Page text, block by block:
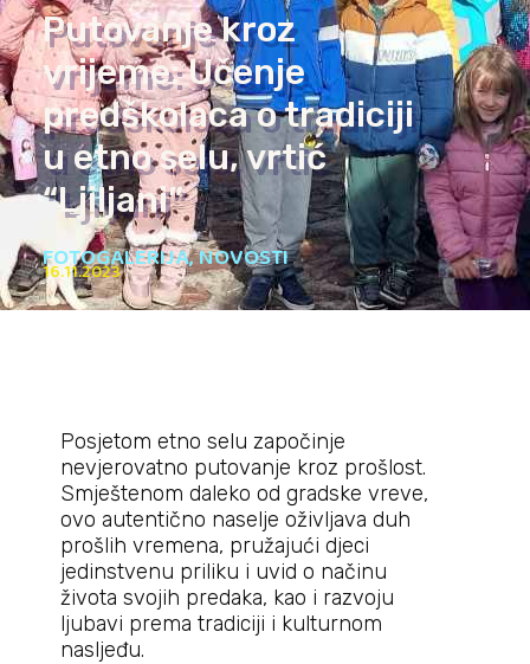
Putovanje kroz
vrijeme: Učenje
predškolaca o tradiciji
u etno selu, vrtić
“Ljiljani”
FOTOGALERIJA,NOVOSTI
16.11.2023
Posjetom etno selu započinje
nevjerovatno putovanje kroz prošlost.
Smještenom daleko od gradske vreve,
ovo autentično naselje oživljava duh
prošlih vremena, pružajući djeci
jedinstvenu priliku i uvid o načinu
života svojih predaka, kao i razvoju
ljubavi prema tradiciji i kulturnom
nasljeđu.